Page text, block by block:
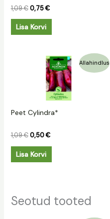
1,09€ 0,75€
Lisa Korvi
Allahindlus
Peet Cylindra*
1,09€
Algne
1,09 €.
0,50€
Praegune
hind
on:
0,50 €.
Lisa Korvi
Seotud tooted